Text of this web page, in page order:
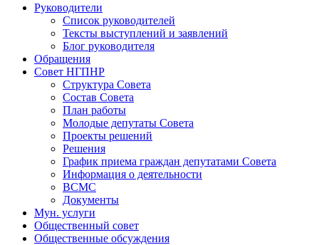
Руководители
Список руководителей
Тексты выступлений и заявлений
Блог руководителя
Обращения
Совет НГПНР
Структура Совета
Состав Совета
План работы
Молодые депутаты Совета
Проекты решений
Решения
График приема граждан депутатами Совета
Информация о деятельности
ВСМС
Документы
Мун. услуги
Общественный совет
Общественные обсуждения